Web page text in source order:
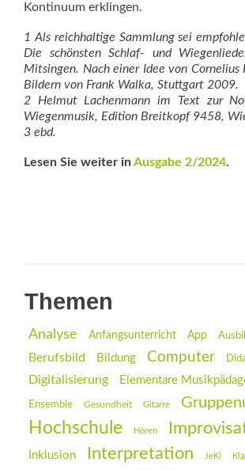
Kontinuum erklingen.
1 Als reichhaltige Sammlung sei
Die schönsten Schlaf- und
Mitsingen. Nach einer Idee von
Bildern von Frank Walka, Stuttgart 2009.
2 Helmut Lachenmann im Text zur
Wiegenmusik, Edition Breitkopf 9458,
3 ebd.
Lesen Sie weiter inAusgabe 2/2024.
Themen
Analyse Anfangsunterricht App
Berufsbild Bildung Computer
Digitalisierung Elementare
Ensemble Gesundheit Gitarre
Hochschule Hören
Inklusion Interpretation JeKi